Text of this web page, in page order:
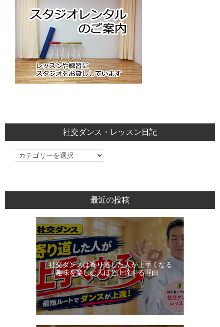
社交ダンス・レッスン日記
社
ン
最近の投稿
社交ダンスは寄り道した人が上手くなる
｜趣味を楽しむ人ほど上達する理由